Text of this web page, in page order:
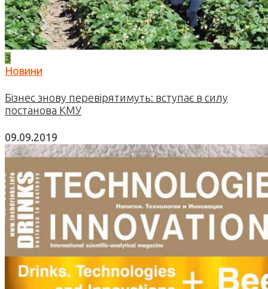
3
Новини
Бізнес знову перевірятимуть: вступає в силу
постанова КМУ
09.09.2019